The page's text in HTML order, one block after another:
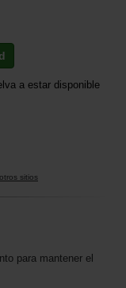
a estar disponible
sitios
para mantener el